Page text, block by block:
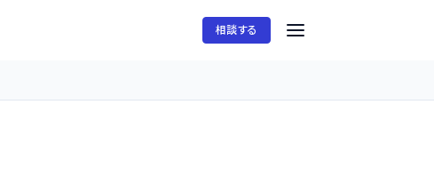
相談する